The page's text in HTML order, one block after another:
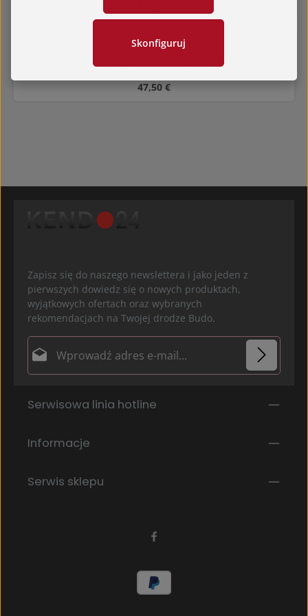
Średnia ocena 0 z
Shitagi Shiroi – KAZE 風
Cena regularna:
47,50 €
Zapisz się do naszego newslettera i jako jeden z
pierwszych dowiedz się o nowych produktach,
wyjątkowych ofertach oraz wybranych
rekomendacjach na Twojej drodze Budo.
Adres e-mail*
Wybierając kontynuuj potwierdzasz, że przeczytałeś
zaakceptowałeś nasze
Pola oznaczone gwiazdką (*) są polami obowiązkowymi.
Serwisowa linia hotline
Informacje
Serwis sklepu
Skonfiguruj